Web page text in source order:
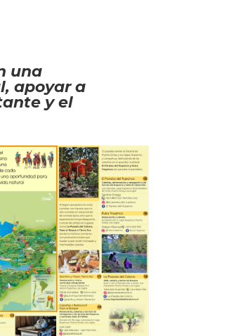
una
apoyar a
y el